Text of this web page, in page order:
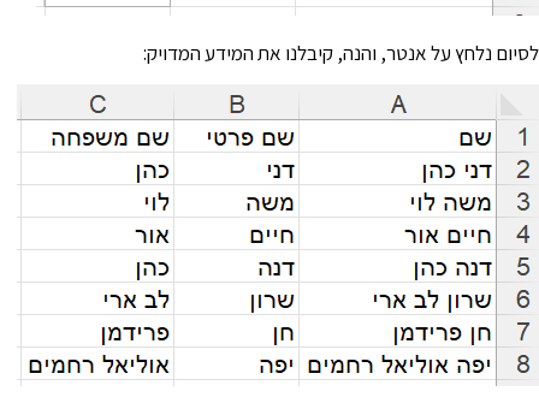
נלחץ על אנטר, והנה, קיבלנו את המידע המדויק: